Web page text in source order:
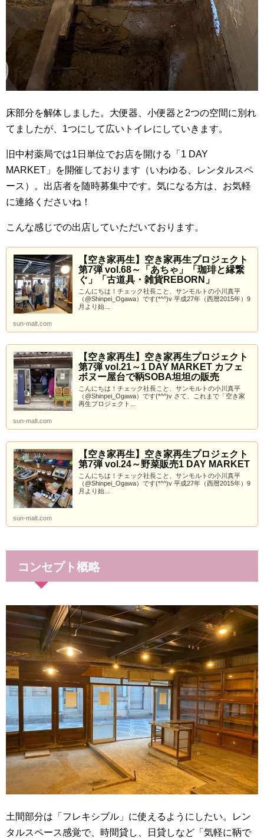
床部分を解体しました。大便器、小便器と2つの空間に別れ
てましたが、1つにして広いトイレにしていきます。
旧中村薬局では1日単位でお店を開ける「1 DAY
MARKET」を開催しております（いわゆる、レンタルスペ
ース）。出店者を随時募集中です。気になる方は、お気軽
に連絡くださいね！
こんな感じでの出店していただいております。
【空き家再生】空き家再生プロジェクト
第7弾 vol.68～「あちゃ」「珈琲と縁繋
ぐ」「古道具・雑貨REBORN」
こんにちは！チェック社長こと、サンモルトの小川真平
（@Shinpei_Ogawa）です(*^^)v 平成27年（西暦2015年）9
月より始...
sun-malt.com
【空き家再生】空き家再生プロジェクト
第7弾 vol.21～1 DAY MARKET カフェ
ボヌー屋台で鞆SOBA坦坦の販売
こんにちは！チェック社長こと、サンモルトの小川真平
（@Shinpei_Ogawa）です(*^^)v さて、これまで「空き家
再生プロジェクト...
sun-malt.com
【空き家再生】空き家再生プロジェクト
第7弾 vol.24～野菜販売1 DAY MARKET
こんにちは！チェック社長こと、サンモルトの小川真平
（@Shinpei_Ogawa）です(*^^)v 平成27年（西暦2015年）9
月より始...
sun-malt.com
コンセプト概略
土間部分は「フレキシブル」に使えるようにしたい。レン
タルスペース感覚で、時間貸し、日貸しなど「気軽に鞆で